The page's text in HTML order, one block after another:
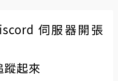
伺服器開張
蹤起來